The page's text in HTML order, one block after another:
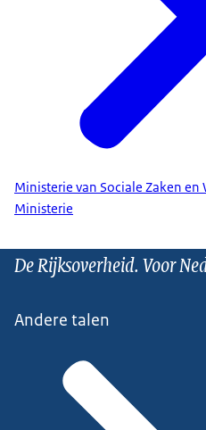
Ministerie van Sociale Zaken en
Ministerie
De Rijksoverheid. Voor
Andere talen